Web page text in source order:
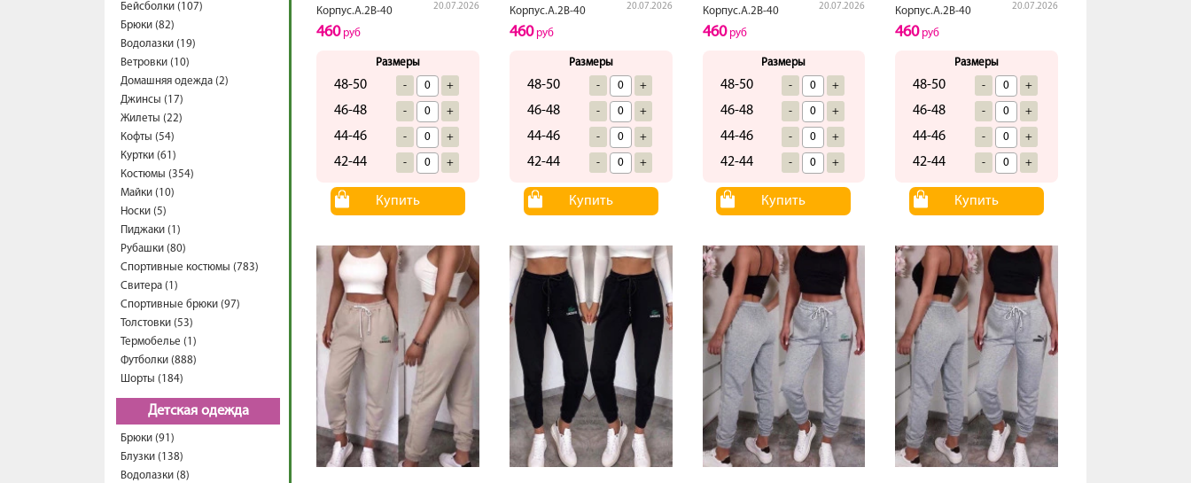
Бейсболки (107)
Брюки (82)
Водолазки (19)
Ветровки (10)
Домашняя одежда (2)
Джинсы (17)
Жилеты (22)
Кофты (54)
Куртки (61)
Костюмы (354)
Майки (10)
Носки (5)
Пиджаки (1)
Рубашки (80)
Спортивные костюмы (783)
Свитера (1)
Спортивные брюки (97)
Толстовки (53)
Термобелье (1)
Футболки (888)
Шорты (184)
Детская одежда
Брюки (91)
Блузки (138)
Водолазки (8)
Корпус.А.2В-40
20.07.2026
460руб
Размеры
48-50 - +
46-48 - +
44-46 - +
42-44 - +
Купить
Корпус.А.2В-40
20.07.2026
460руб
Размеры
48-50 - +
46-48 - +
44-46 - +
42-44 - +
Купить
Корпус.А.2В-40
20.07.2026
460руб
Размеры
48-50 - +
46-48 - +
44-46 - +
42-44 - +
Купить
Корпус.А.2В-40
20.07.2026
460руб
Размеры
48-50 - +
46-48 - +
44-46 - +
42-44 - +
Купить